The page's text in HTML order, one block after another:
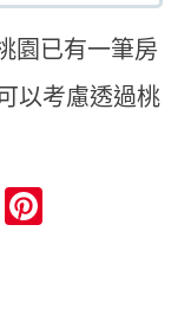
園已有一筆房
以考慮透過桃
Twitter